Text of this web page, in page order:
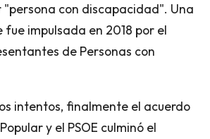
"persona con discapacidad". Una
fue impulsada en 2018 por el
de Personas con
intentos, finalmente el acuerdo
y el PSOE culminó el